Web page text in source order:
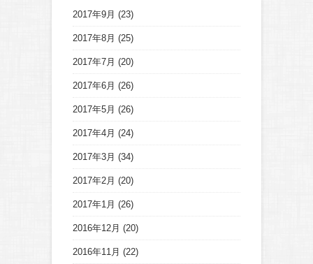
2017年9月 (23)
2017年8月 (25)
2017年7月 (20)
2017年6月 (26)
2017年5月 (26)
2017年4月 (24)
2017年3月 (34)
2017年2月 (20)
2017年1月 (26)
2016年12月 (20)
2016年11月 (22)